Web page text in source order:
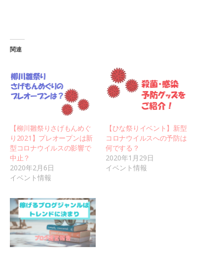
関連
【柳川雛祭りさげもんめぐ
り2021】プレオープンは新
型コロナウイルスの影響で
中止？
2020年2月6日
イベント情報
【ひな祭りイベント】新型
コロナウイルスへの予防は
何でする？
2020年1月29日
イベント情報